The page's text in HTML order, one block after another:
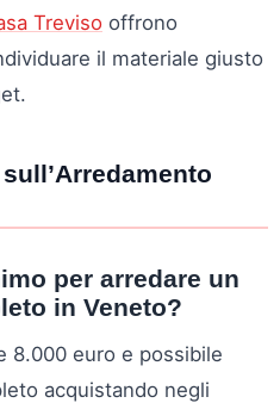
Treviso offrono
il materiale giusto
per arredare un
in Veneto?
8.000 euro e possibile
acquistando negli